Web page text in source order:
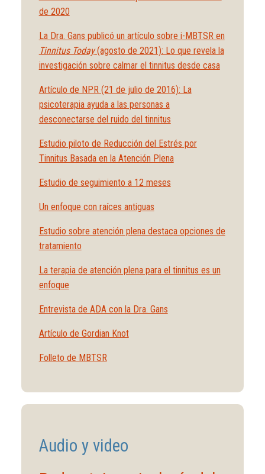
de 2020
La Dra. Gans publicó un artículo sobre i-MBTSR en
Tinnitus Today(agosto de 2021): Lo que revela la
investigación sobre calmar el tinnitus desde casa
Artículo de NPR (21 de julio de 2016): La
psicoterapia ayuda a las personas a
desconectarse del ruido del tinnitus
Estudio piloto de Reducción del Estrés por
Tinnitus Basada en la Atención Plena
Estudio de seguimiento a 12 meses
Un enfoque con raíces antiguas
Estudio sobre atención plena destaca opciones de
tratamiento
La terapia de atención plena para el tinnitus es un
enfoque
Entrevista de ADA con la Dra. Gans
Artículo de Gordian Knot
Folleto de MBTSR
Audio y video